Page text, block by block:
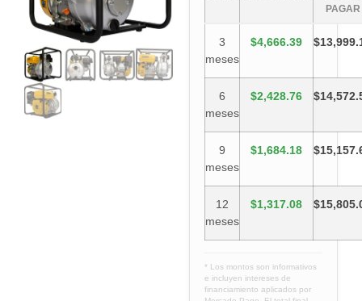
PAGAR
3
meses
$4,666.39
6
meses
$2,428.76
9
meses
$1,684.18
12
meses
$1,317.08
* Los montos son informativos
e incluyen intereses de
financiamiento aplicados por